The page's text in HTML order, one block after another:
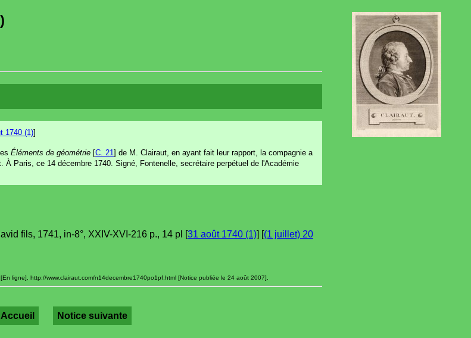
1740 (1)]
Éléments de géométrie [C. 21 ] de M. Clairaut, en ayant fait leur rapport, la compagnie a
Paris, ce 14 décembre 1740. Signé, Fontenelle, secrétaire perpétuel de l'Académie
fils, 1741, in-8°, XXIV-XVI-216 p., 14 pl [31 août 1740 (1)] [(1 juillet) 20
[En ligne], http://www.clairaut.com/n14decembre1740po1pf.html [Notice publiée le 24 août 2007].
Accueil Notice suivante